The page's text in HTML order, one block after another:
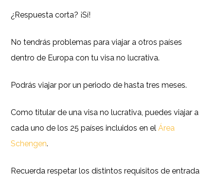
¿Respuesta corta? ¡Sí!
No tendrás problemas para viajar a otros países
dentro de Europa con tu visa no lucrativa.
Podrás viajar por un periodo de hasta tres meses.
Como titular de una visa no lucrativa, puedes viajar a
cada uno de los 25 países incluidos en elÁrea
Schengen.
Recuerda respetar los distintos requisitos de entrada